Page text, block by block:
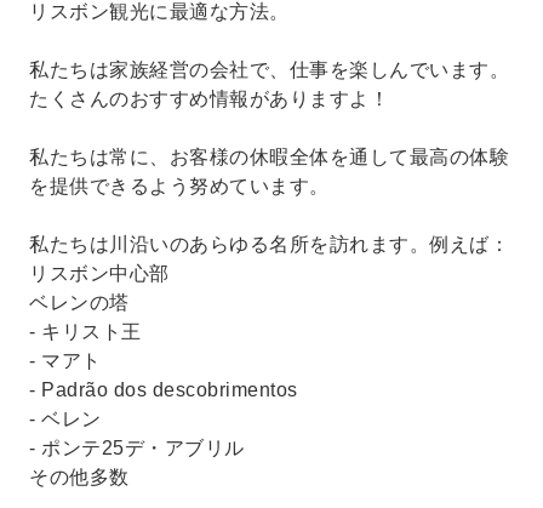
リスボン観光に最適な方法。
私たちは家族経営の会社で、仕事を楽しんでいます。
たくさんのおすすめ情報がありますよ！
私たちは常に、お客様の休暇全体を通して最高の体験
を提供できるよう努めています。
私たちは川沿いのあらゆる名所を訪れます。例えば：
リスボン中心部
ベレンの塔
- キリスト王
- マアト
- Padrão dos descobrimentos
- ベレン
- ポンテ25デ・アブリル
その他多数